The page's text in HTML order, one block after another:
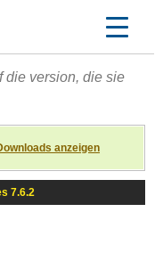
die version, die sie
anzeigen
7.6.2